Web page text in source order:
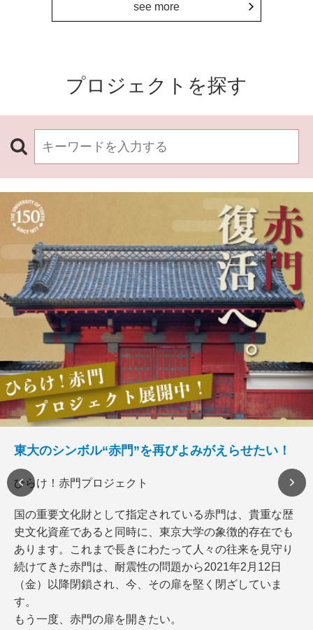
see more
プロジェクトを探す
東大のシンボル“赤門”を再びよみがえらせたい！
ひらけ！赤門プロジェクト
国の重要文化財として指定されている赤門は、貴重な歴
史文化資産であると同時に、東京大学の象徴的存在でも
あります。これまで長きにわたって人々の往来を見守り
続けてきた赤門は、耐震性の問題から2021年2月12日
（金）以降閉鎖され、今、その扉を堅く閉ざしていま
す。
もう一度、赤門の扉を開きたい。